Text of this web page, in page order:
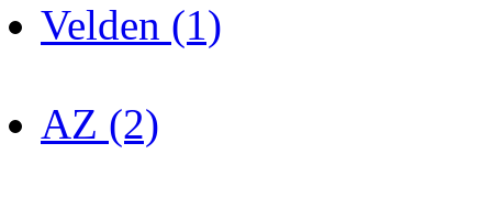
Velden (1)
AZ (2)